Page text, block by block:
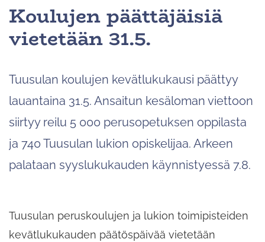
Koulujen päättäjäisiä
vietetään 31.5.
Tuusulan koulujen kevätlukukausi päättyy
lauantaina 31.5. Ansaitun kesäloman viettoon
siirtyy reilu 5 000 perusopetuksen oppilasta
ja 740 Tuusulan lukion opiskelijaa. Arkeen
palataan syyslukukauden käynnistyessä 7.8.
Tuusulan peruskoulujen ja lukion toimipisteiden
kevätlukukauden päätöspäivää vietetään